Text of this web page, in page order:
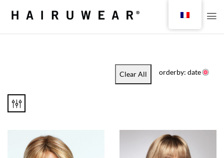
Clear All orderby: date